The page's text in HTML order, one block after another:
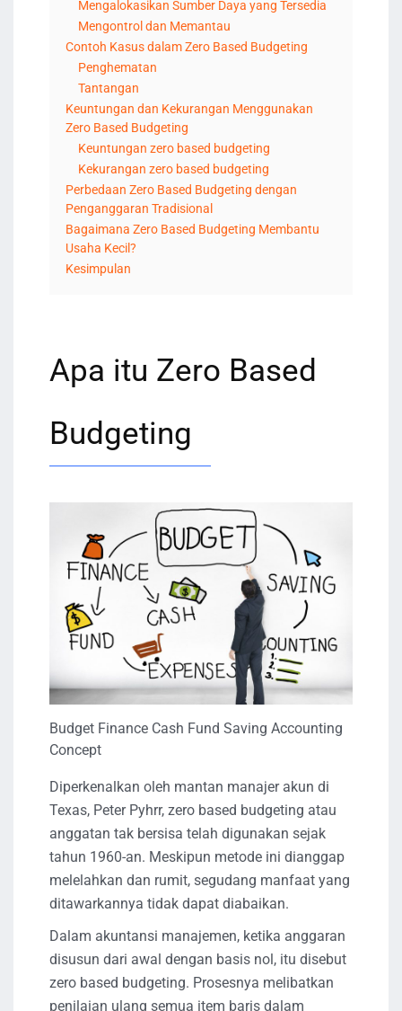
Mengalokasikan Sumber Daya yang Tersedia
Mengontrol dan Memantau
Contoh Kasus dalam Zero Based Budgeting
Penghematan
Tantangan
Keuntungan dan Kekurangan Menggunakan
Zero Based Budgeting
Keuntungan zero based budgeting
Kekurangan zero based budgeting
Perbedaan Zero Based Budgeting dengan
Penganggaran Tradisional
Bagaimana Zero Based Budgeting Membantu
Usaha Kecil?
Kesimpulan
Apa itu Zero Based
Budgeting
Budget Finance Cash Fund Saving Accounting
Concept
Diperkenalkan oleh mantan manajer akun di
Texas, Peter Pyhrr, zero based budgeting atau
anggatan tak bersisa telah digunakan sejak
tahun 1960-an. Meskipun metode ini dianggap
melelahkan dan rumit, segudang manfaat yang
ditawarkannya tidak dapat diabaikan.
Dalam akuntansi manajemen, ketika anggaran
disusun dari awal dengan basis nol, itu disebut
zero based budgeting. Prosesnya melibatkan
penilaian ulang semua item baris dalam